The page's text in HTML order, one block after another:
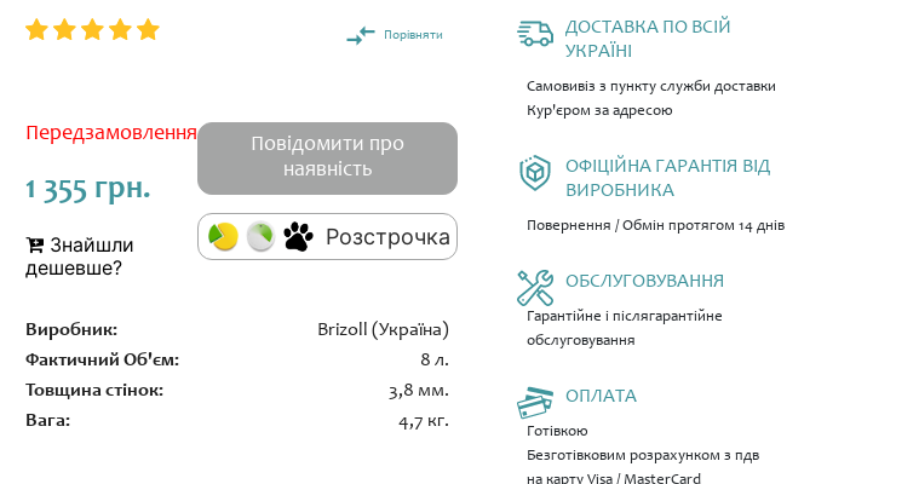
Порівняти
Передзамовлення
1 355 грн.
Знайшли
дешевше?
Повідомити про
наявність
Розстрочка
Виробник:
Brizoll (Україна)
Фактичний Об'єм:
8 л.
Товщина стінок:
3,8 мм.
Вага:
4,7 кг.
ДОСТАВКА ПО ВСІЙ
УКРАЇНІ
Самовивіз з пункту служби доставки
Кур'єром за адресою
ОФІЦІЙНА ГАРАНТІЯ ВІД
ВИРОБНИКА
Повернення / Обмін протягом 14 днів
ОБСЛУГОВУВАННЯ
Гарантійне і післягарантійне
обслуговування
ОПЛАТА
Готівкою
Безготівковим розрахунком з пдв